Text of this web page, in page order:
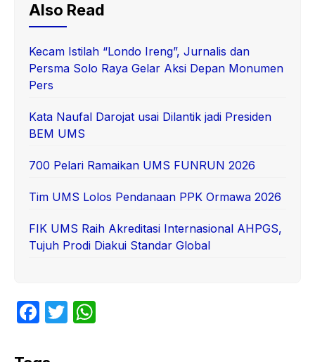
Also Read
Kecam Istilah “Londo Ireng”, Jurnalis dan
Persma Solo Raya Gelar Aksi Depan Monumen
Pers
Kata Naufal Darojat usai Dilantik jadi Presiden
BEM UMS
700 Pelari Ramaikan UMS FUNRUN 2026
Tim UMS Lolos Pendanaan PPK Ormawa 2026
FIK UMS Raih Akreditasi Internasional AHPGS,
Tujuh Prodi Diakui Standar Global
F
T